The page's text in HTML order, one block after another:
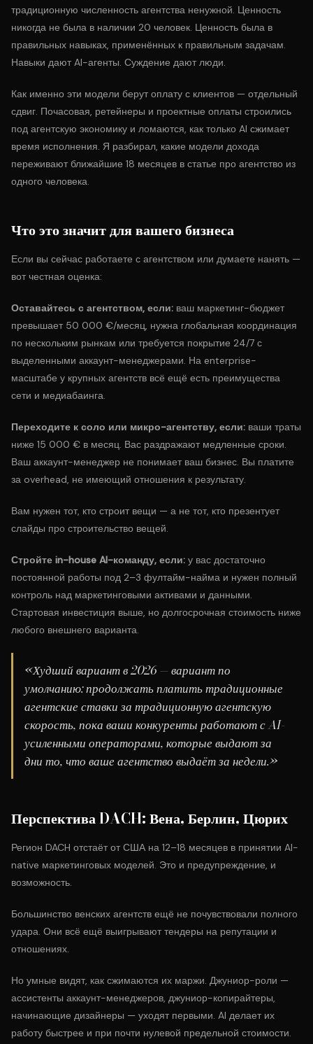
традиционную численность агентства ненужной. Ценность
никогда не была в наличии 20 человек. Ценность была в
правильных навыках, применённых к правильным задачам.
Навыки дают AI-агенты. Суждение дают люди.
Как именно эти модели берут оплату с клиентов — отдельный
сдвиг. Почасовая, ретейнеры и проектные оплаты строились
под агентскую экономику и ломаются, как только AI сжимает
время исполнения. Я разбирал, какие модели дохода
переживают ближайшие 18 месяцев в статье про агентство из
одного человека.
Что это значит для вашего бизнеса
Если вы сейчас работаете с агентством или думаете нанять —
вот честная оценка:
Оставайтесь с агентством, если: ваш маркетинг-бюджет
превышает 50 000 €/месяц, нужна глобальная координация
по нескольким рынкам или требуется покрытие 24/7 с
выделенными аккаунт-менеджерами. На enterprise-
масштабе у крупных агентств всё ещё есть преимущества
сети и медиабаинга.
Переходите к соло или микро-агентству, если: ваши траты
ниже 15 000 € в месяц. Вас раздражают медленные сроки.
Ваш аккаунт-менеджер не понимает ваш бизнес. Вы платите
за overhead, не имеющий отношения к результату.
Вам нужен тот, кто строит вещи — а не тот, кто презентует
слайды про строительство вещей.
Стройте in-house AI-команду, если: у вас достаточно
постоянной работы под 2–3 фултайм-найма и нужен полный
контроль над маркетинговыми активами и данными.
Стартовая инвестиция выше, но долгосрочная стоимость ниже
любого внешнего варианта.
«Худший вариант в 2026 — вариант по
умолчанию: продолжать платить традиционные
агентские ставки за традиционную агентскую
скорость, пока ваши конкуренты работают с AI-
усиленными операторами, которые выдают за
дни то, что ваше агентство выдаёт за недели.»
Перспектива DACH: Вена, Берлин, Цюрих
Регион DACH отстаёт от США на 12–18 месяцев в принятии AI-
native маркетинговых моделей. Это и предупреждение, и
возможность.
Большинство венских агентств ещё не почувствовали полного
удара. Они всё ещё выигрывают тендеры на репутации и
отношениях.
Но умные видят, как сжимаются их маржи. Джуниор-роли —
ассистенты аккаунт-менеджеров, джуниор-копирайтеры,
начинающие дизайнеры — уходят первыми. AI делает их
работу быстрее и при почти нулевой предельной стоимости.